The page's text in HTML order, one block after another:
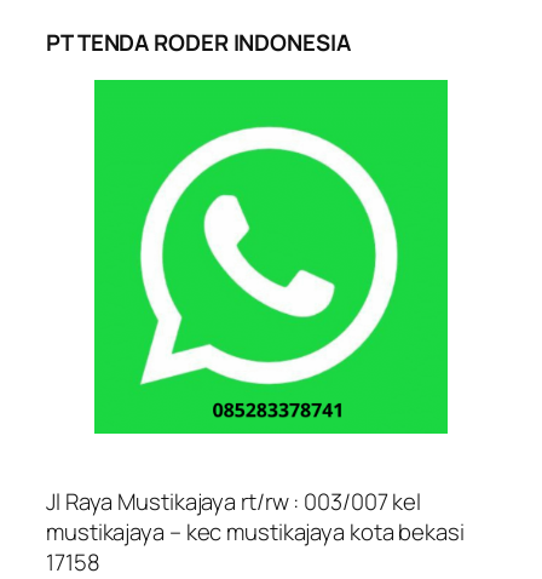
PT TENDA RODER INDONESIA
Jl Raya Mustikajaya rt/rw : 003/007 kel
mustikajaya – kec mustikajaya kota bekasi
17158